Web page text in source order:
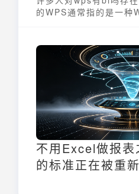
的WPS通常指的是一
软件WPS Office。而
种利用技术和方法将数
流程。因此，从这个角
有直接的关联。本文将
义，以及BI在现代企业
不用Excel做报表
的标准正在被重